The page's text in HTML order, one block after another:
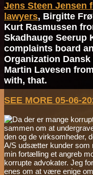
Jens Steen Jensen
lawyers, Birgitte
Kurt Rasmussen
Skadhauge Seerup
complaints board
Organization
Martin Lavesen
with, that.
SEE MORE 05-06-